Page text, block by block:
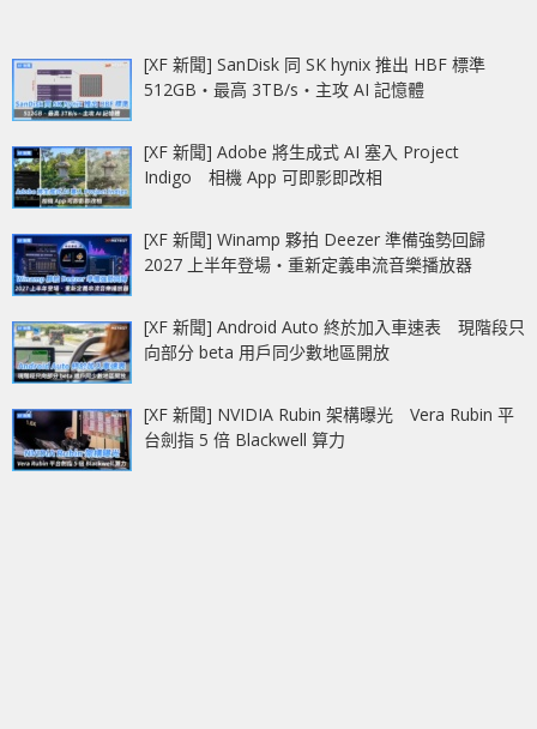
[XF 新聞] SanDisk 同 SK hynix 推出 HBF 標準
512GB‧最高 3TB/s‧主攻 AI 記憶體
[XF 新聞] Adobe 將生成式 AI 塞入 Project
Indigo 相機 App 可即影即改相
[XF 新聞] Winamp 夥拍 Deezer 準備強勢回歸
2027 上半年登場‧重新定義串流音樂播放器
[XF 新聞] Android Auto 終於加入車速表 現階段只
向部分 beta 用戶同少數地區開放
[XF 新聞] NVIDIA Rubin 架構曝光 Vera Rubin 平
台劍指 5 倍 Blackwell 算力